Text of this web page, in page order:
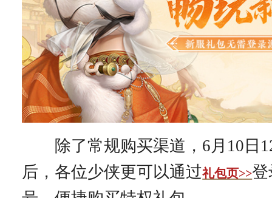
除了常规购买渠道，6月10日
后，各位少侠更可以通过礼包页>>登